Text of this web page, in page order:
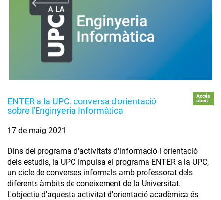
ENTER a la UPC: conversa d'orientació
sobre l'Enginyeria Informàtica
Accés
obert
17 de maig 2021
Dins del programa d'activitats d'informació i orientació
dels estudis, la UPC impulsa el programa ENTER a la UPC,
un cicle de converses informals amb professorat dels
diferents àmbits de coneixement de la Universitat.
L'objectiu d'aquesta activitat d'orientació acadèmica és